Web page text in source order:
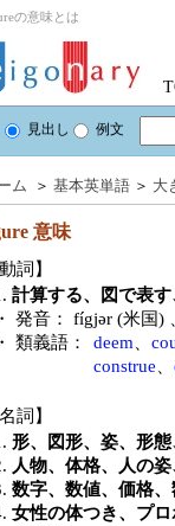
の意味とは
見出し 例文
ム ＞ 基本英単語 ＞ 大
意味
動詞】
計算する、図で表
・ 発音：
fígjər (米国)
・ 類義語：
deem
construe
名詞】
形、図形、姿、形態
人物、体格、人の
数字、数値、価格
女性の体つき、プ